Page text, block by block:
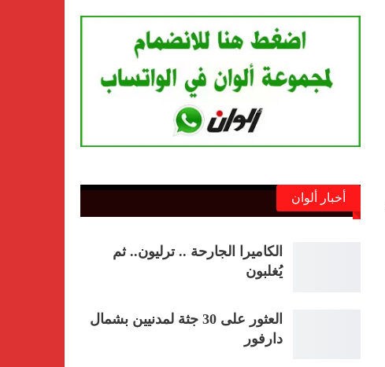
أخبار ألوان
الكاميرا الجارحة .. ترليون.. ثم
يُغلبون
العثور على 30 جثة لمدنيين بشمال
دارفور